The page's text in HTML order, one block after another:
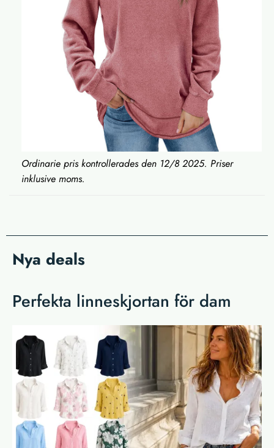
Ordinarie pris kontrollerades den 12/8 2025. Priser
inklusive moms.
Nya deals
Perfekta linneskjortan för dam